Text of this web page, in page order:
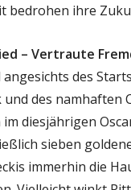
bedrohen ihre
– Vertraute
des
des namhaften
diesjährigen
sieben
immerhin die